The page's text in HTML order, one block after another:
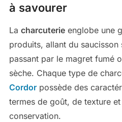
à savourer
La charcuterieenglobe une
produits, allant du saucisson
passant par le magret fumé
sèche. Chaque type de
Cordor possède des
termes de goût, de texture
conservation.